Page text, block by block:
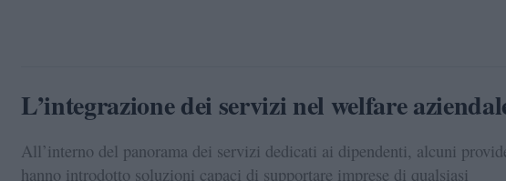
L’integrazione dei servizi nel welfare
All’interno del panorama dei servizi dedicati ai dipendenti, alcuni
hanno introdotto soluzioni capaci di supportare imprese di qualsiasi